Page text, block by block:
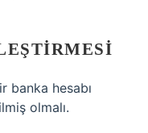
banka hesabı
olmalı.